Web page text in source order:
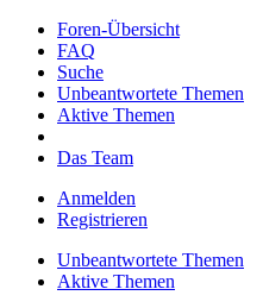
Foren-Übersicht
FAQ
Suche
Unbeantwortete Themen
Aktive Themen
Das Team
Anmelden
Registrieren
Unbeantwortete Themen
Aktive Themen